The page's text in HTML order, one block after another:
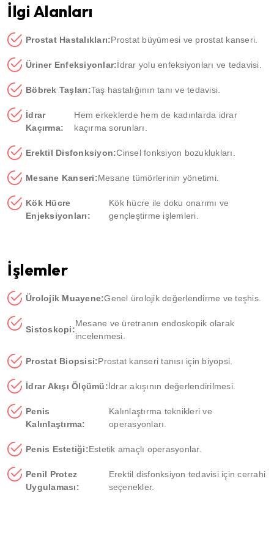
İlgi Alanları
Prostat Hastalıkları:Prostat büyümesi ve prostat kanseri.
Üriner Enfeksiyonlar:İdrar yolu enfeksiyonları ve tedavisi.
Böbrek Taşları:Taş hastalığının tanı ve tedavisi.
İdrar
Kaçırma:
Hem erkeklerde hem de kadınlarda idrar
kaçırma sorunları.
Erektil Disfonksiyon:Cinsel fonksiyon bozuklukları.
Mesane Kanseri:Mesane tümörlerinin yönetimi.
Kök Hücre
Enjeksiyonları:
Kök hücre ile doku onarımı ve
gençleştirme işlemleri.
İşlemler
Ürolojik Muayene:Genel ürolojik değerlendirme ve teşhis.
Sistoskopi:
Mesane ve üretranın endoskopik olarak
incelenmesi.
Prostat Biopsisi:Prostat kanseri tanısı için biyopsi.
İdrar Akışı Ölçümü:İdrar akışının değerlendirilmesi.
Penis
Kalınlaştırma:
Kalınlaştırma teknikleri ve
operasyonları.
Penis Estetiği:Estetik amaçlı operasyonlar.
Penil Protez
Uygulaması:
Erektil disfonksiyon tedavisi için cerrahi
seçenekler.